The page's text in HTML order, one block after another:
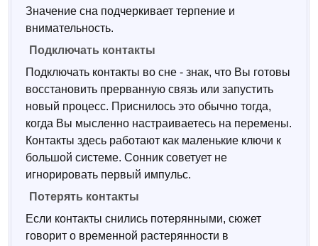
Значение сна подчеркивает терпение и
внимательность.
Подключать контакты
Подключать контакты во сне - знак, что Вы готовы
восстановить прерванную связь или запустить
новый процесс. Приснилось это обычно тогда,
когда Вы мысленно настраиваетесь на перемены.
Контакты здесь работают как маленькие ключи к
большой системе. Сонник советует не
игнорировать первый импульс.
Потерять контакты
Если контакты снились потерянными, сюжет
говорит о временной растерянности в